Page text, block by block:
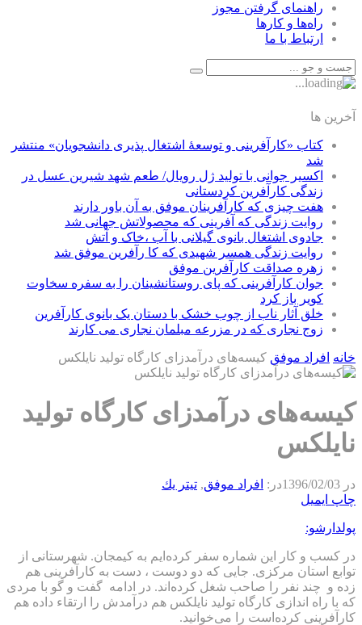
راهنمای گرفتن مجوز
راه‌ها و كارها
ارتباط با ما
آخرین ها
کتاب «کارآفرینی و توسعۀ اشتغال پذیری دانشجویان» منتشر
شد
اکسیر جوانی با تولید ژل رویال/ طعم شهد شیرین عسل‌ در
زندگی کارآفرین کردستانی
هفت چیزی که کارآفرینان موفق به آن باور دارند
روایت زندگی که آفرینی که محصولاتش جهانی شد
جادوی اشتغال بانوی گیلانی با آب ،خاک و آتش
روایت زندگی همسر شهیدی که کا رآفرین موفق شد
زهره صداقت کارآفرین موفق
جوان کارآفرینی که پای روستانشینان را به سفره سخاوت
کویر باز کرد
خلق آثار ناب از چوب خشک با دستان یک بانوی کارآفرین
زوج نجاری که در مزرعه مبلمان نجاری می کارند
خانه افراد موفق کیسه‌های درآمدزای کارگاه تولید نایلکس
کیسه‌های درآمدزای کارگاه تولید
نایلکس
در 1396/02/03در: افراد موفق, تيتر يك
چاپ ایمیل
پولدارشو:
در کسب و کار این شماره سفر کرده‌ایم به کیمجان. شهرستانی از
توابع استان مرکزی. جایی که دو دوست ، دست به کارآفرینی هم
زده و چند نفر را صاحب شغل کرده‌اند. در ادامه گفت و گو با مردی
که با راه اندازی کارگاه تولید نایلکس هم درآمدش را ارتقاء داده هم
کارآفرینی کرده‌است را می‌خوانید.